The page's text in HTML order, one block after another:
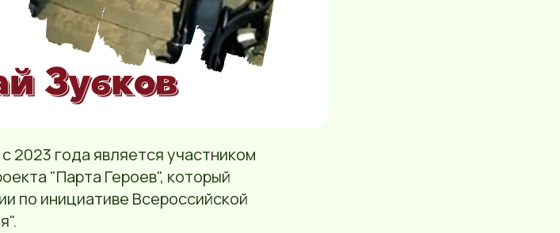
2023 года является участником
"Парта Героев", который
по инициативе Всероссийской